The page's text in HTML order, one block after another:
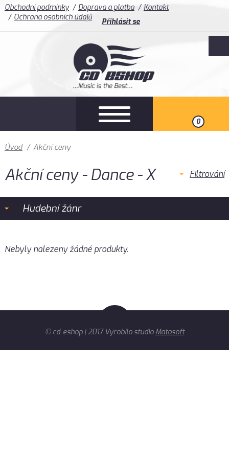
Obchodní podmínky Doprava a platba
Kontakt
Ochrana osobních údajů
Přihlásit se
0
Úvod / Akční ceny
Akční ceny - Dance - X Filtrování
Hudební žánr
Nebyly nalezeny žádné produkty.
© cd-eshop | 2017 Vyrobilo studio Matosoft